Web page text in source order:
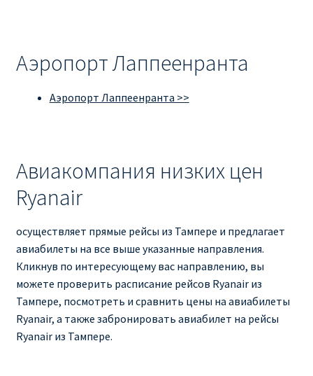
Аэропорт Лаппеенранта
Аэропорт Лаппеенранта >>
Авиакомпания низких цен
Ryanair
осуществляет прямые рейсы из Тампере и предлагает
авиабилеты на все выше указанные направления.
Кликнув по интересующему вас направлению, вы
можете проверить расписание рейсов Ryanair из
Тампере, посмотреть и сравнить цены на авиабилеты
Ryanair, а также забронировать авиабилет на рейсы
Ryanair из Тампере.